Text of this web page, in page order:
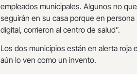
empleados municipales. Algunos no
seguirán en su casa porque en
digital, corrieron al centro de salud”.
Los dos municipios están en alerta roja
aún lo ven como un invento.